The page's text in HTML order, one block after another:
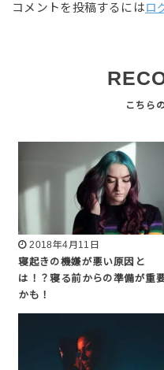
コメントを投稿するにはロ
2018年4月11日
寝起きの機嫌が悪い原因と
は！？寝る前からの準備が重
かも！